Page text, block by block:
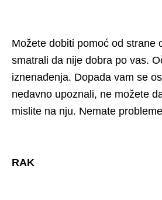
Možete dobiti pomoć od strane
smatrali da nije dobra po vas.
iznenađenja. Dopada vam se
nedavno upoznali, ne možete
mislite na nju. Nemate
RAK